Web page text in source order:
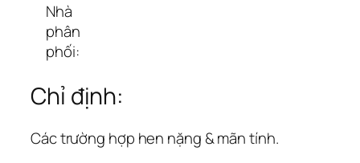
Nhà
phân
phối:
Chỉ định:
Các trường hợp hen nặng & mãn tính.